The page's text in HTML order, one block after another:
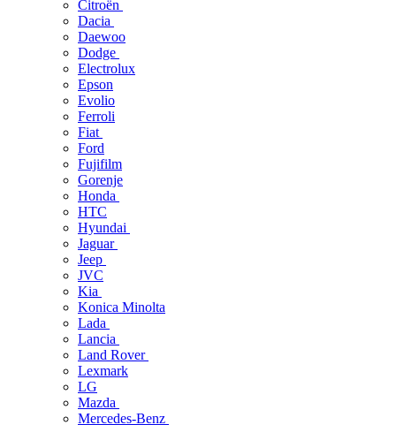
Citroën
Dacia
Daewoo
Dodge
Electrolux
Epson
Evolio
Ferroli
Fiat
Ford
Fujifilm
Gorenje
Honda
HTC
Hyundai
Jaguar
Jeep
JVC
Kia
Konica Minolta
Lada
Lancia
Land Rover
Lexmark
LG
Mazda
Mercedes-Benz